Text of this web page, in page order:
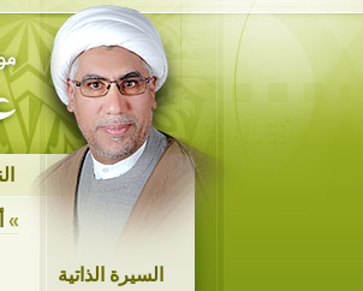
السيرة الذاتية
»